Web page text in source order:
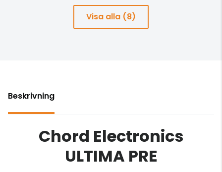
Visa alla (8)
Beskrivning
Chord Electronics
ULTIMA PRE